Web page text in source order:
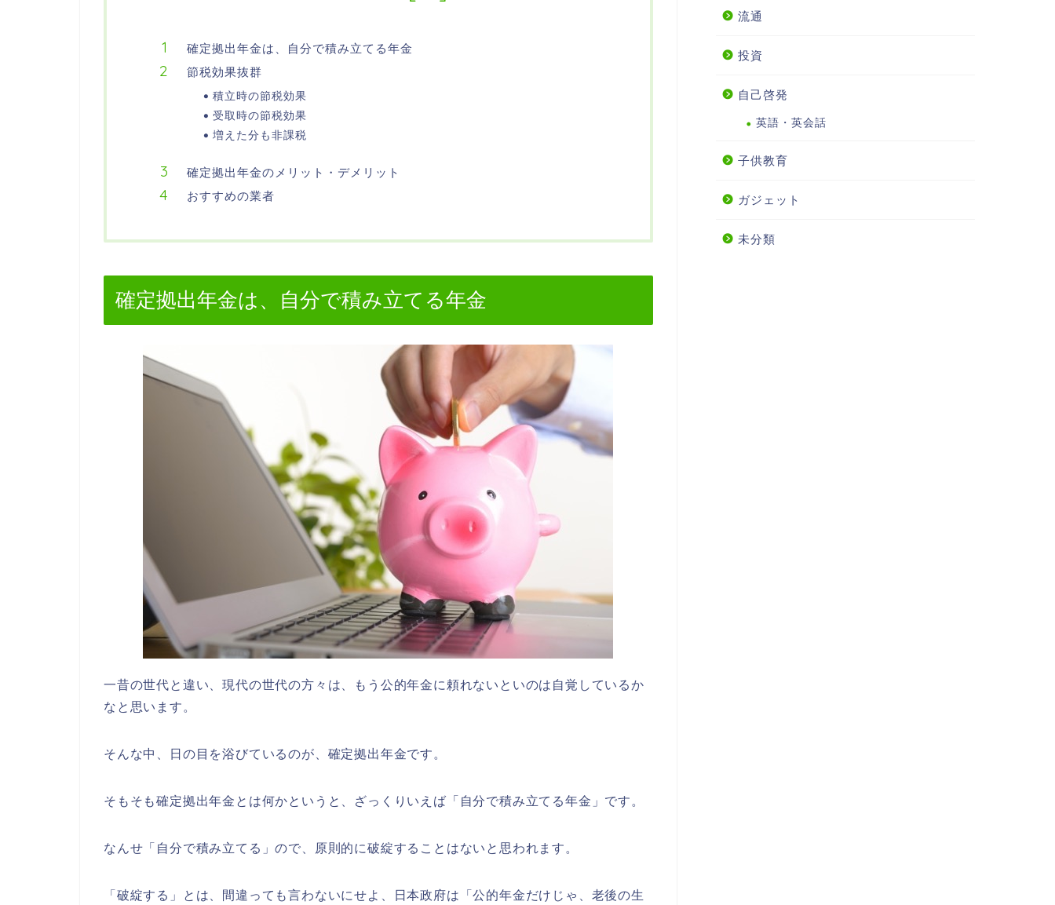
確定拠出年金は、自分で積み立てる年金
節税効果抜群
積立時の節税効果
受取時の節税効果
増えた分も非課税
確定拠出年金のメリット・デメリット
おすすめの業者
確定拠出年金は、自分で積み立てる年金
一昔の世代と違い、現代の世代の方々は、もう公的年金に頼れないといのは自覚しているか
なと思います。
そんな中、日の目を浴びているのが、確定拠出年金です。
そもそも確定拠出年金とは何かというと、ざっくりいえば「自分で積み立てる年金」です。
なんせ「自分で積み立てる」ので、原則的に破綻することはないと思われます。
「破綻する」とは、間違っても言わないにせよ、日本政府は「公的年金だけじゃ、老後の生
流通
投資
自己啓発
英語・英会話
子供教育
ガジェット
未分類